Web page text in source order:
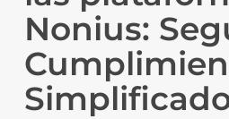
Nonius: